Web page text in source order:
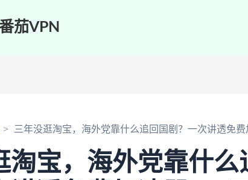
茄VPN
三年没逛淘宝，海外党靠什么追回国剧？一次讲透免费
淘宝，海外党靠什么